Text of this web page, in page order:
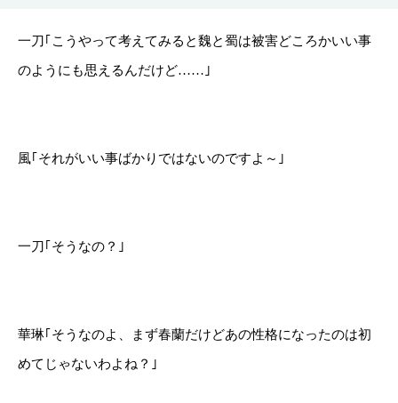
一刀｢こうやって考えてみると魏と蜀は被害どころかいい事
のようにも思えるんだけど……｣
風｢それがいい事ばかりではないのですよ～｣
一刀｢そうなの？｣
華琳｢そうなのよ、まず春蘭だけどあの性格になったのは初
めてじゃないわよね？｣